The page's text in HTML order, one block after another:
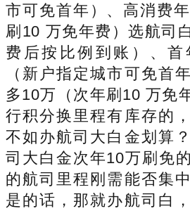
市可免首年）、高消费
刷10 万免年费）选航司
费后按比例到账）、首
（新户指定城市可免首
多10万（次年刷10 万免
行积分换里程有库存的
不如办航司大白金划算
司大白金次年10万刷免
的航司里程刚需能否集
是的话，那就办航司白